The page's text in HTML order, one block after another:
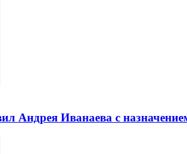
Андрея Иванаева с